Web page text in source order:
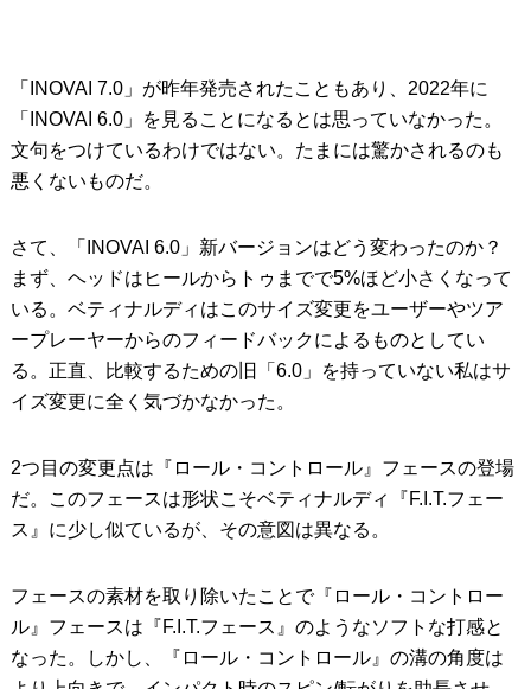
「INOVAI 7.0」が昨年発売されたこともあり、2022年に
「INOVAI 6.0」を見ることになるとは思っていなかった。
文句をつけているわけではない。たまには驚かされるのも
悪くないものだ。
さて、「INOVAI 6.0」新バージョンはどう変わったのか？
まず、ヘッドはヒールからトゥまでで5%ほど小さくなって
いる。ベティナルディはこのサイズ変更をユーザーやツア
ープレーヤーからのフィードバックによるものとしてい
る。正直、比較するための旧「6.0」を持っていない私はサ
イズ変更に全く気づかなかった。
2つ目の変更点は『ロール・コントロール』フェースの登場
だ。このフェースは形状こそベティナルディ『F.I.T.フェー
ス』に少し似ているが、その意図は異なる。
フェースの素材を取り除いたことで『ロール・コントロー
ル』フェースは『F.I.T.フェース』のようなソフトな打感と
なった。しかし、『ロール・コントロール』の溝の角度は